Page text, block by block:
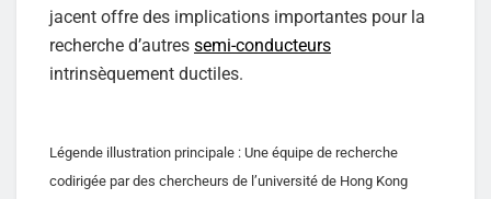
jacent offre des implications importantes pour la
recherche d’autres semi-conducteurs
intrinsèquement ductiles.
Légende illustration principale : Une équipe de recherche
codirigée par des chercheurs de l’université de Hong Kong